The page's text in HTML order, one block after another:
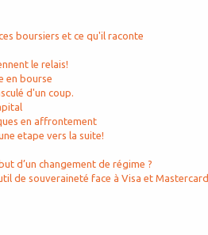
boursiers et ce qu'il raconte
le relais!
en bourse
d'un coup.
en affrontement
etape vers la suite!
d’un changement de régime ?
de souveraineté face à Visa et Mastercard